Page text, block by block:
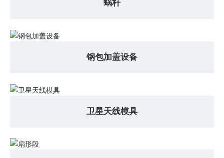
蜗杆
钢包加盖设备
卫星天线模具